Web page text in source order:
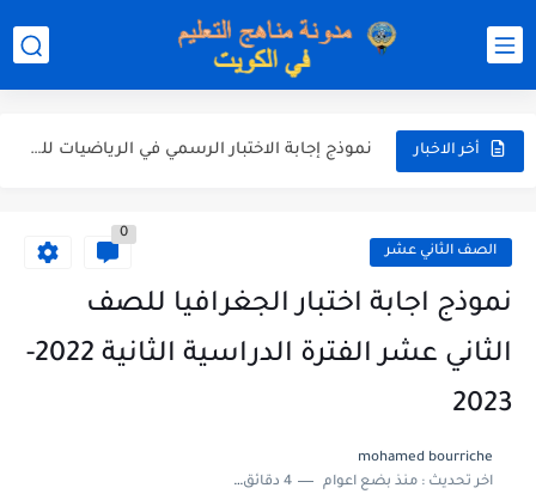
أخر الاخبار
نموذج إجابة الاختبار الرسمي في التربية الاسلامية للصف العاشر الفترة...
نموذج إجابة الاختبار الرسمي في الرياضيات للصف العاشر الفترة الثانية...
مذكرة شاملة في القران الكريم للصف الثاني عشر الفصل الثاني...
مذكرة التغذية في النباتات أحياء الصف الحادي عشر العلمي الفصل...
الصف الثاني عشر
0
نموذج اجابة اختبار الجغرافيا للصف
الثاني عشر الفترة الدراسية الثانية 2022-
2023
mohamed bourriche
اخر تحديث :منذ بضع اعوام 4 دقائق للقراءة